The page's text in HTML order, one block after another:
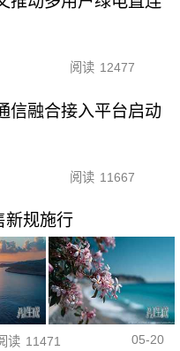
阅读 12477
信融合接入平台启动
阅读 11667
新规施行
读 11471 05-20